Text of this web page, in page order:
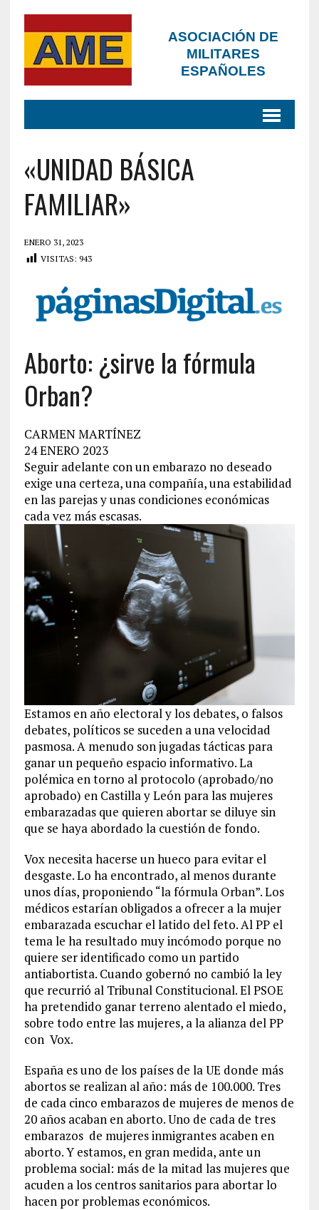
ASOCIACIÓN DE
MILITARES
ESPAÑOLES
«UNIDAD BÁSICA
FAMILIAR»
ENERO 31, 2023
VISITAS: 943
Aborto: ¿sirve la fórmula
Orban?
CARMEN MARTÍNEZ
24 ENERO 2023
Seguir adelante con un embarazo no deseado
exige una certeza, una compañía, una estabilidad
en las parejas y unas condiciones económicas
cada vez más escasas.
Estamos en año electoral y los debates, o falsos
debates, políticos se suceden a una velocidad
pasmosa. A menudo son jugadas tácticas para
ganar un pequeño espacio informativo. La
polémica en torno al protocolo (aprobado/no
aprobado) en Castilla y León para las mujeres
embarazadas que quieren abortar se diluye sin
que se haya abordado la cuestión de fondo.
Vox necesita hacerse un hueco para evitar el
desgaste. Lo ha encontrado, al menos durante
unos días, proponiendo “la fórmula Orban”. Los
médicos estarían obligados a ofrecer a la mujer
embarazada escuchar el latido del feto. Al PP el
tema le ha resultado muy incómodo porque no
quiere ser identificado como un partido
antiabortista. Cuando gobernó no cambió la ley
que recurrió al Tribunal Constitucional. El PSOE
ha pretendido ganar terreno alentado el miedo,
sobre todo entre las mujeres, a la alianza del PP
con Vox.
España es uno de los países de la UE donde más
abortos se realizan al año: más de 100.000. Tres
de cada cinco embarazos de mujeres de menos de
20 años acaban en aborto. Uno de cada de tres
embarazos de mujeres inmigrantes acaben en
aborto. Y estamos, en gran medida, ante un
problema social: más de la mitad las mujeres que
acuden a los centros sanitarios para abortar lo
hacen por problemas económicos.